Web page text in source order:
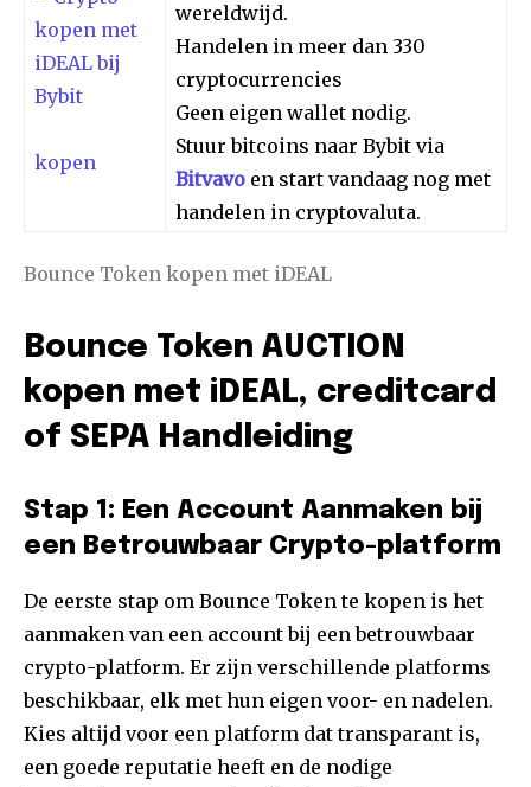
kopen
wereldwijd.
Handelen in meer dan 330
cryptocurrencies
Geen eigen wallet nodig.
Stuur bitcoins naar Bybit via
Bitvavo en start vandaag nog met
handelen in cryptovaluta.
Bounce Token kopen met iDEAL
Bounce Token AUCTION
kopen met iDEAL, creditcard
of SEPA Handleiding
Stap 1: Een Account Aanmaken bij
een Betrouwbaar Crypto-platform
De eerste stap om Bounce Token te kopen is het
aanmaken van een account bij een betrouwbaar
crypto-platform. Er zijn verschillende platforms
beschikbaar, elk met hun eigen voor- en nadelen.
Kies altijd voor een platform dat transparant is,
een goede reputatie heeft en de nodige